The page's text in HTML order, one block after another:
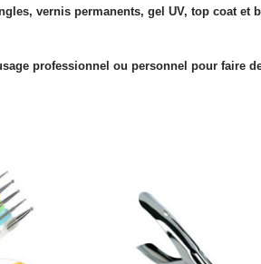
vernis permanents, gel UV, top coat
professionnel ou personnel pour faire